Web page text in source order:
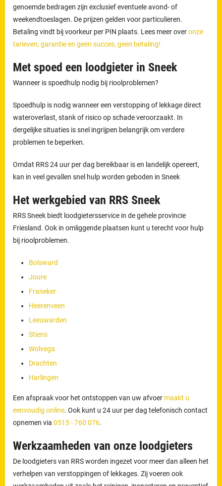
genoemde bedragen zijn exclusief eventuele avond- of
weekendtoeslagen. De prijzen gelden voor particulieren.
Betaling vindt bij voorkeur per PIN plaats. Lees meer overonze
tarieven, garantie en geen succes, geen betaling!
Met spoed een loodgieter in Sneek
Wanneer is spoedhulp nodig bij rioolproblemen?
Spoedhulp is nodig wanneer een verstopping of lekkage direct
wateroverlast, stank of risico op schade veroorzaakt. In
dergelijke situaties is snel ingrijpen belangrijk om verdere
problemen te beperken.
Omdat RRS 24 uur per dag bereikbaar is en landelijk opereert,
kan in veel gevallen snel hulp worden geboden in Sneek
Het werkgebied van RRS Sneek
RRS Sneek biedt loodgietersservice in de gehele provincie
Friesland. Ook in omliggende plaatsen kunt u terecht voor hulp
bij rioolproblemen.
Bolsward
Joure
Franeker
Heerenveen
Leeuwarden
Stiens
Wolvega
Drachten
Harlingen
Een afspraak voor het ontstoppen van uw afvoer maakt u
eenvoudig online. Ook kunt u 24 uur per dag telefonisch contact
opnemen via0515 - 760 076.
Werkzaamheden van onze loodgieters
De loodgieters van RRS worden ingezet voor meer dan alleen het
verhelpen van verstoppingen of lekkages. Zij voeren ook